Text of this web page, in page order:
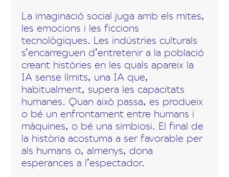
La imaginació social juga amb els mites,
les emocions i les ficcions
tecnològiques. Les indústries culturals
s’encarreguen d’entretenir a la població
creant històries en les quals apareix la
IA sense límits, una IA que,
habitualment, supera les capacitats
humanes. Quan això passa, es produeix
o bé un enfrontament entre humans i
màquines, o bé una simbiosi. El final de
la història acostuma a ser favorable per
als humans o, almenys, dona
esperances a l’espectador.